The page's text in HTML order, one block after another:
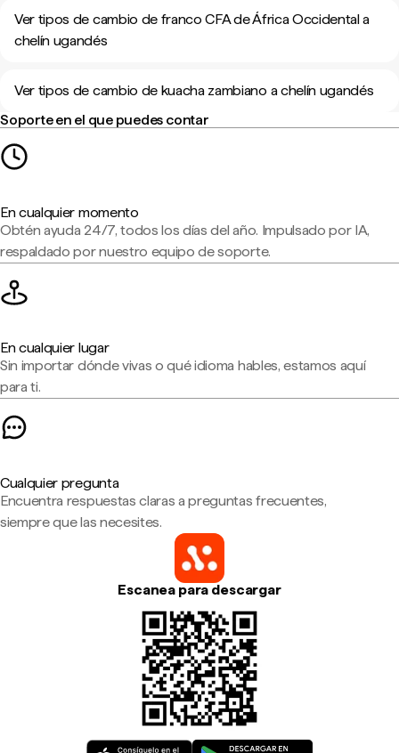
Ver tipos de cambio de franco CFA de África Occidental a
chelín ugandés
Ver tipos de cambio de kuacha zambiano a chelín ugandés
Soporte en el que puedes contar
En cualquier momento
Obtén ayuda 24/7, todos los días del año. Impulsado por IA,
respaldado por nuestro equipo de soporte.
En cualquier lugar
Sin importar dónde vivas o qué idioma hables, estamos aquí
para ti.
Cualquier pregunta
Encuentra respuestas claras a preguntas frecuentes,
siempre que las necesites.
Escanea para descargar